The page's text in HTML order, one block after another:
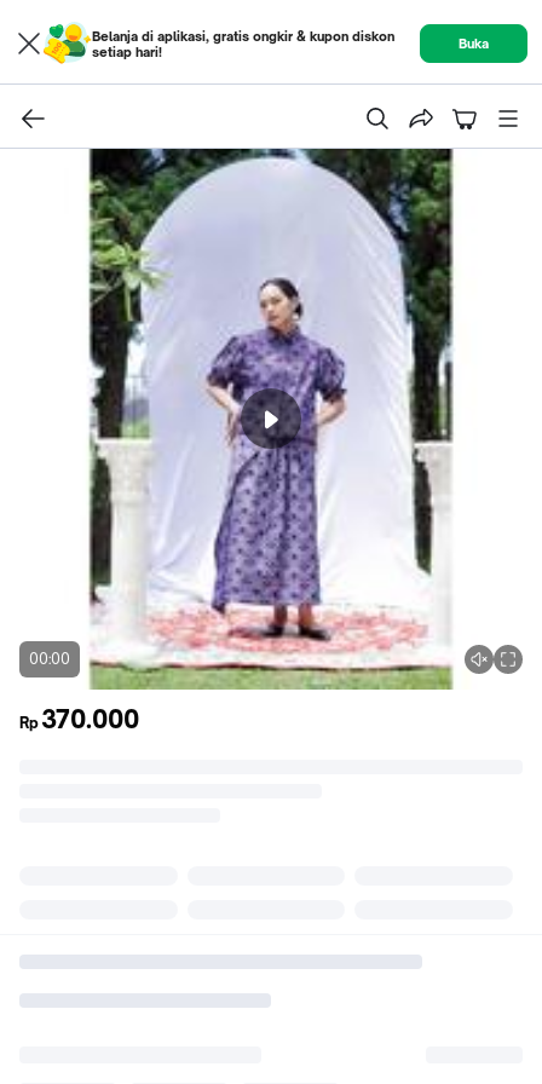
Belanja di aplikasi, gratis ongkir & kupon diskon
setiap hari!
Buka
00:00
Rp 370.000